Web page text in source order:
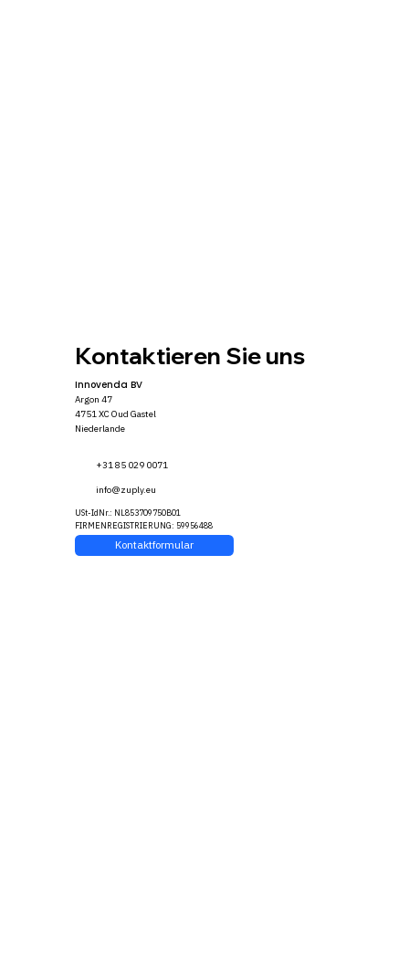
Kontaktieren Sie uns
Innovenda BV
Argon 47
4751 XC Oud Gastel
Niederlande
+31 85 029 0071
info@zuply.eu
USt-IdNr.: NL853709750B01
FIRMENREGISTRIERUNG: 59956488
Kontaktformular